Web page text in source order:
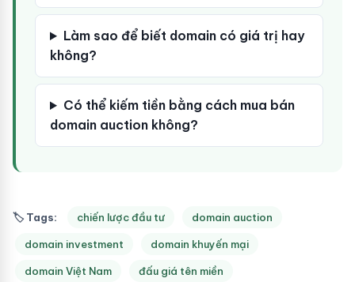
Làm sao để biết domain có giá trị hay
không?
Có thể kiếm tiền bằng cách mua bán
domain auction không?
🏷 Tags: chiến lược đầu tư domain auction
domain investment domain khuyến mại
domain Việt Nam đấu giá tên miền